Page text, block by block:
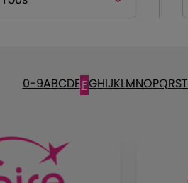
0-9ABCDEFGHIJKLMNOPQRST